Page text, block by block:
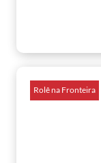
Rolê na Fronteira